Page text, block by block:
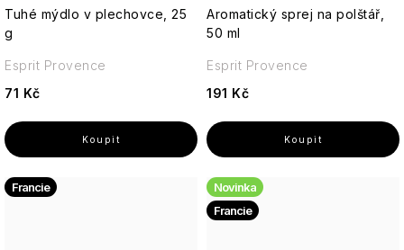
Tuhé mýdlo v plechovce, 25
g
71 Kč
Esprit Provence
Aromatický sprej na polštář,
50 ml
191 Kč
Esprit Provence
Francie
Novinka
Francie